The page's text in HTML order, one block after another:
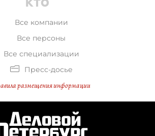
Все компании
Все персоны
Все специализации
Пресс-досье
размещения информации